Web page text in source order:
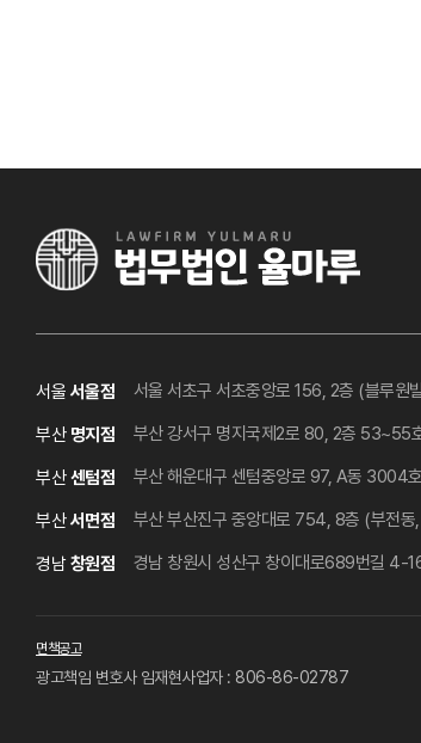
서울 서울점 서울 서초구 서초중앙로 156, 2층 (블루원
부산 명지점 부산 강서구 명지국제2로 80, 2층 53~55
부산센텀점 부산 해운대구 센텀중앙로 97, A동 3004
부산서면점 부산 부산진구 중앙대로 754, 8층 (부전동
경남창원점 경남 창원시 성산구 창이대로689번길 4-
면책공고
광고책임 변호사 임재현사업자 : 806-86-02787